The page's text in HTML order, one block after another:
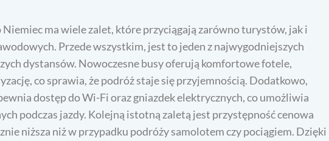
Niemiec ma wiele zalet, które przyciągają zarówno turystów, jak i
Przede wszystkim, jest to jeden z najwygodniejszych
dystansów. Nowoczesne busy oferują komfortowe fotele,
co sprawia, że podróż staje się przyjemnością. Dodatkowo,
dostęp do Wi-Fi oraz gniazdek elektrycznych, co umożliwia
podczas jazdy. Kolejną istotną zaletą jest przystępność cenowa
niższa niż w przypadku podróży samolotem czy pociągiem. Dzięki